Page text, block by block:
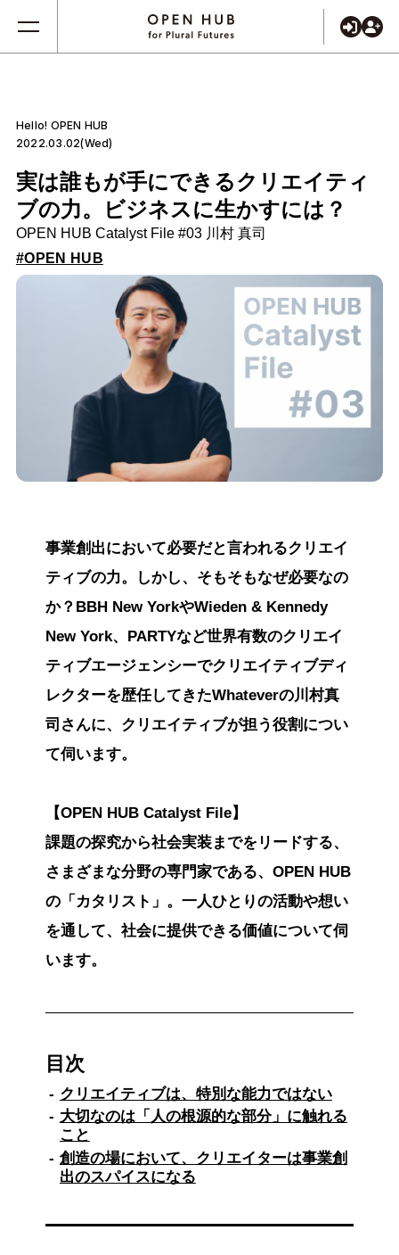
Hello! OPEN HUB
2022.03.02(Wed)
実は誰もが手にできるクリエイティ
ブの力。ビジネスに生かすには？
OPEN HUB Catalyst File #03 川村 真司
#OPEN HUB
事業創出において必要だと言われるクリエイ
ティブの力。しかし、そもそもなぜ必要なの
か？BBH New YorkやWieden & Kennedy
New York、PARTYなど世界有数のクリエイ
ティブエージェンシーでクリエイティブディ
レクターを歴任してきたWhateverの川村真
司さんに、クリエイティブが担う役割につい
て伺います。
【OPEN HUB Catalyst File】
課題の探究から社会実装までをリードする、
さまざまな分野の専門家である、OPEN HUB
の「カタリスト」。一人ひとりの活動や想い
を通して、社会に提供できる価値について伺
います。
目次
クリエイティブは、特別な能力ではない
大切なのは「人の根源的な部分」に触れる
こと
創造の場において、クリエイターは事業創
出のスパイスになる